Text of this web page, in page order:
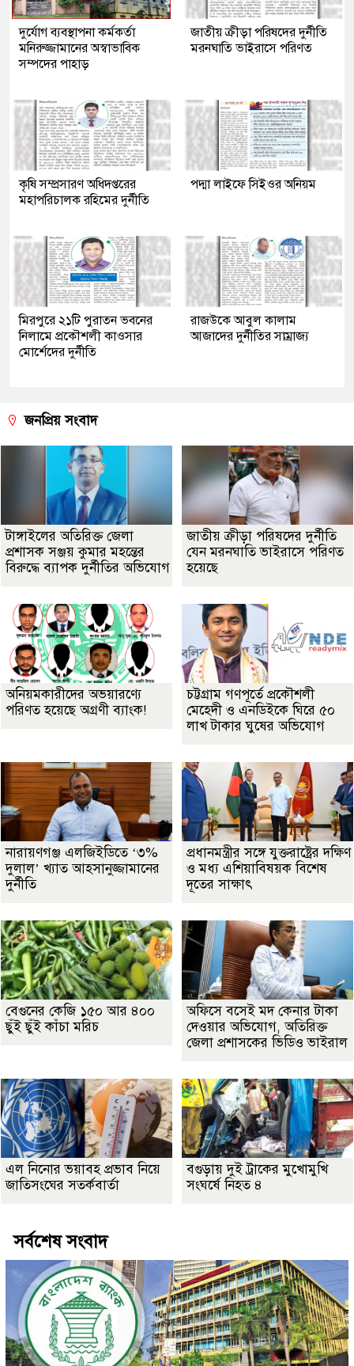
দুর্যোগ ব্যবস্থাপনা কর্মকর্তা
মনিরুজ্জামানের অস্বাভাবিক
সম্পদের পাহাড়
জাতীয় ক্রীড়া পরিষদের দুর্নীতি
মরনঘাতি ভাইরাসে পরিণত
কৃষি সম্প্রসারণ অধিদপ্তরের
মহাপরিচালক রহিমের দুর্নীতি
পদ্মা লাইফে সিইওর অনিয়ম
মিরপুরে ২১টি পুরাতন ভবনের
নিলামে প্রকৌশলী কাওসার
মোর্শেদের দুর্নীতি
রাজউকে আবুল কালাম
আজাদের দুর্নীতির সাম্রাজ্য
জনপ্রিয় সংবাদ
টাঙ্গাইলের অতিরিক্ত জেলা
প্রশাসক সঞ্জয় কুমার মহন্তের
বিরুদ্ধে ব্যাপক দুর্নীতির অভিযোগ
জাতীয় ক্রীড়া পরিষদের দুর্নীতি
যেন মরনঘাতি ভাইরাসে পরিণত
হয়েছে
অনিয়মকারীদের অভয়ারণ্যে
পরিণত হয়েছে অগ্রণী ব্যাংক!
চট্টগ্রাম গণপূর্তে প্রকৌশলী
মেহেদী ও এনডিইকে ঘিরে ৫০
লাখ টাকার ঘুষের অভিযোগ
নারায়ণগঞ্জ এলজিইডিতে ‘৩%
দুলাল’ খ্যাত আহসানুজ্জামানের
দুর্নীতি
প্রধানমন্ত্রীর সঙ্গে যুক্তরাষ্ট্রের দক্ষিণ
ও মধ্য এশিয়াবিষয়ক বিশেষ
দূতের সাক্ষাৎ
বেগুনের কেজি ১৫০ আর ৪০০
ছুঁই ছুঁই কাঁচা মরিচ
অফিসে বসেই মদ কেনার টাকা
দেওয়ার অভিযোগ, অতিরিক্ত
জেলা প্রশাসকের ভিডিও ভাইরাল
এল নিনোর ভয়াবহ প্রভাব নিয়ে
জাতিসংঘের সতর্কবার্তা
বগুড়ায় দুই ট্রাকের মুখোমুখি
সংঘর্ষে নিহত ৪
সর্বশেষ সংবাদ